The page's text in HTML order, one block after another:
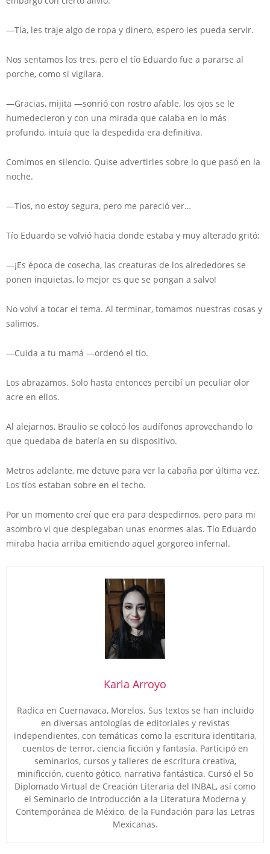
—Tía, les traje algo de ropa y dinero, espero les pueda servir.
Nos sentamos los tres, pero el tío Eduardo fue a pararse al
porche, como si vigilara.
—Gracias, mijita —sonrió con rostro afable, los ojos se le
humedecieron y con una mirada que calaba en lo más
profundo, intuía que la despedida era definitiva.
Comimos en silencio. Quise advertirles sobre lo que pasó en la
noche.
—Tíos, no estoy segura, pero me pareció ver…
Tío Eduardo se volvió hacia donde estaba y muy alterado gritó:
—¡Es época de cosecha, las creaturas de los alrededores se
ponen inquietas, lo mejor es que se pongan a salvo!
No volví a tocar el tema. Al terminar, tomamos nuestras cosas y
salimos.
—Cuida a tu mamá —ordenó el tío.
Los abrazamos. Solo hasta entonces percibí un peculiar olor
acre en ellos.
Al alejarnos, Braulio se colocó los audífonos aprovechando lo
que quedaba de batería en su dispositivo.
Metros adelante, me detuve para ver la cabaña por última vez.
Los tíos estaban sobre en el techo.
Por un momento creí que era para despedirnos, pero para mi
asombro vi que desplegaban unas enormes alas. Tío Eduardo
miraba hacia arriba emitiendo aquel gorgoreo infernal.
Karla Arroyo
Radica en Cuernavaca, Morelos. Sus textos se han incluido
en diversas antologías de editoriales y revistas
independientes, con temáticas como la escritura identitaria,
cuentos de terror, ciencia ficción y fantasía. Participó en
seminarios, cursos y talleres de escritura creativa,
minificción, cuento gótico, narrativa fantástica. Cursó el 5o
Diplomado Virtual de Creación Literaria del INBAL, así como
el Seminario de Introducción a la Literatura Moderna y
Contemporánea de México, de la Fundación para las Letras
Mexicanas.